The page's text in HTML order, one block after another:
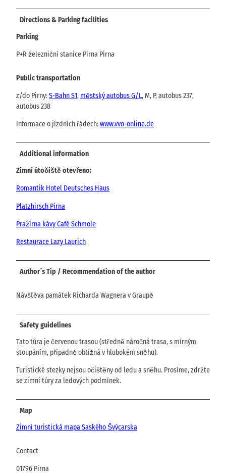
Directions & Parking facilities
Parking
P+R železniční stanice Pirna Pirna
Public transportation
z/do Pirny:S-Bahn S1, městský autobus G/L, M, P, autobus 237,
autobus 238
Informace o jízdních řádech:www.vvo-online.de
Additional information
Zimní útočiště otevřeno:
Romantik Hotel Deutsches Haus
Platzhirsch Pirna
Pražírna kávy Café Schmole
Restaurace Lazy Laurich
Author´s Tip / Recommendation of the author
Návštěva památek Richarda Wagnera v Graupě
Safety guidelines
Tato túra je červenou trasou (středně náročná trasa, s mírným
stoupáním, případně obtížná v hlubokém sněhu).
Turistické stezky nejsou očištěny od ledu a sněhu. Prosíme, zdržte
se zimní túry za ledových podmínek.
Map
Zimní turistická mapa Saského Švýcarska
Contact
01796 Pirna